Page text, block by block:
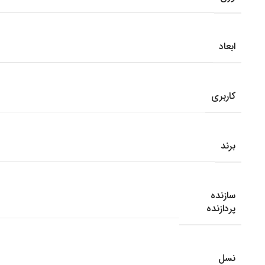
ابعاد
کاربری
برند
سازنده
پردازنده
نسل